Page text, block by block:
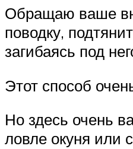
Обращаю ваше
поводку,
загибаясь под
Этот способ
Но здесь очень
ловле окуня или